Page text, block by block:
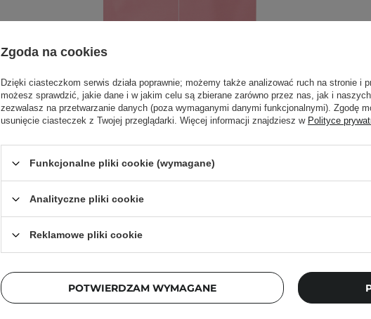
PROMOCJA
Biodance - Bio-Collagen Real Deep
Mask - Ujędrniająca Maska
17,90 zł
BESTSELLER
COSRX -
Zgoda na cookies
Dzięki ciasteczkom serwis działa poprawnie; możemy także analizować ruch na stronie i
możesz sprawdzić, jakie dane i w jakim celu są zbierane zarówno przez nas, jak i
zezwalasz na przetwarzanie danych (poza wymaganymi danymi funkcjonalnymi). Zgodę
usunięcie ciasteczek z Twojej przeglądarki. Więcej informacji znajdziesz w Polityce
Funkcjonalne pliki cookie (wymagane)
Analityczne pliki cookie
Reklamowe pliki cookie
POTWIERDZAM WYMAGANE